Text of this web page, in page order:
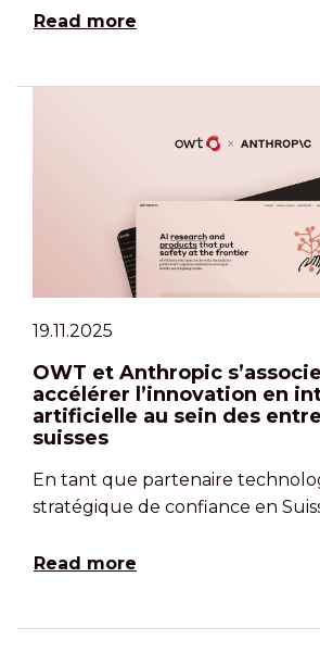
Read more
19.11.2025
OWT et Anthropic
accélérer l’innovation en
artificielle au sein des
suisses
En tant que partenaire
stratégique de confiance en
Read more